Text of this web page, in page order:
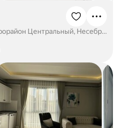
Краснодарский край, Сочи, микрорайон Центральный, Несебрская улица, 14